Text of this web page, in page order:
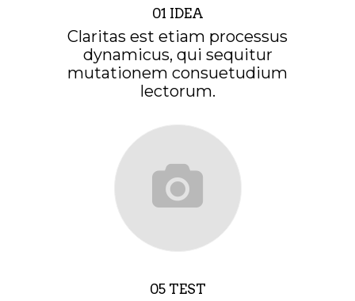
01 IDEA
Claritas est etiam processus
dynamicus, qui sequitur
mutationem consuetudium
lectorum.
05 TEST